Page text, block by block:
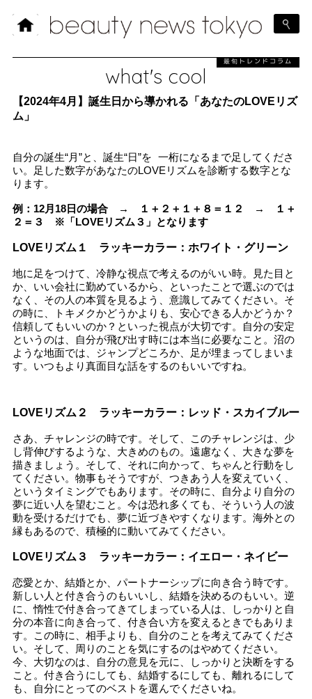
what's cool
最旬トレンドコラム
【2024年4月】誕生日から導かれる「あなたのLOVEリズ
ム」
自分の誕生“月”と、誕生“日”を 一桁になるまで足してくださ
い。足した数字があなたのLOVEリズムを診断する数字とな
ります。
例：12月18日の場合 → １＋２＋１＋８＝１２ → １＋
２＝３ ※「LOVEリズム３」となります
LOVEリズム１ ラッキーカラー：ホワイト・グリーン
地に足をつけて、冷静な視点で考えるのがいい時。見た目と
か、いい会社に勤めているから、といったことで選ぶのでは
なく、その人の本質を見るよう、意識してみてください。そ
の時に、トキメクかどうかよりも、安心できる人かどうか？
信頼してもいいのか？といった視点が大切です。自分の安定
というのは、自分が飛び出す時には本当に必要なこと。沼の
ような地面では、ジャンプどころか、足が埋まってしまいま
す。いつもより真面目な話をするのもいいですね。
LOVEリズム２ ラッキーカラー：レッド・スカイブルー
さあ、チャレンジの時です。そして、このチャレンジは、少
し背伸びするような、大きめのもの。遠慮なく、大きな夢を
描きましょう。そして、それに向かって、ちゃんと行動をし
てください。物事もそうですが、つきあう人を変えていく、
というタイミングでもあります。その時に、自分より自分の
夢に近い人を望むこと。今は恐れ多くても、そういう人の波
動を受けるだけでも、夢に近づきやすくなります。海外との
縁もあるので、積極的に動いてみてください。
LOVEリズム３ ラッキーカラー：イエロー・ネイビー
恋愛とか、結婚とか、パートナーシップに向き合う時です。
新しい人と付き合うのもいいし、結婚を決めるのもいい。逆
に、惰性で付き合ってきてしまっている人は、しっかりと自
分の本音に向き合って、付き合い方を変えるときでもありま
す。この時に、相手よりも、自分のことを考えてみてくださ
い。そして、周りのことを気にするのはやめてください。
今、大切なのは、自分の意見を元に、しっかりと決断をする
こと。付き合うにしても、結婚するにしても、離れるにして
も、自分にとってのベストを選んでくださいね。